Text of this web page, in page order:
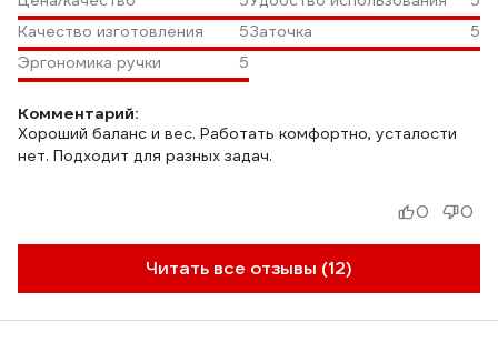
Качество изготовления
5Заточка
5
Эргономика ручки
5
Комментарий:
Хороший баланс и вес. Работать комфортно, усталости
нет. Подходит для разных задач.
Читать все отзывы (12)
0 0